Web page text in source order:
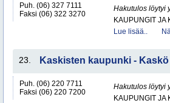
Puh. (06) 327 7111
Faksi (06) 322 3270
Hakutulos löytyi
KAUPUNGIT JA
Lue lisää..
23. Kaskisten kaupunki - Kaskö
Puh. (06) 220 7711
Faksi (06) 220 7200
Hakutulos löytyi
KAUPUNGIT JA